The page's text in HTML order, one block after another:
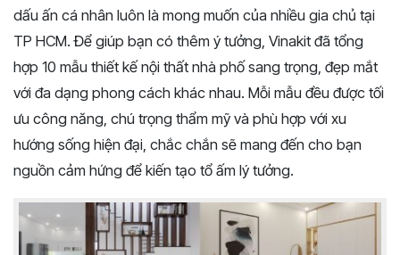
dấu ấn cá nhân luôn là mong muốn của nhiều gia chủ tại
TP HCM. Để giúp bạn có thêm ý tưởng, Vinakit đã tổng
hợp 10 mẫu thiết kế nội thất nhà phố sang trọng, đẹp mắt
với đa dạng phong cách khác nhau. Mỗi mẫu đều được tối
ưu công năng, chú trọng thẩm mỹ và phù hợp với xu
hướng sống hiện đại, chắc chắn sẽ mang đến cho bạn
nguồn cảm hứng để kiến tạo tổ ấm lý tưởng.